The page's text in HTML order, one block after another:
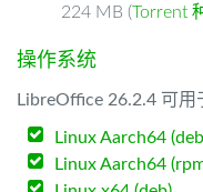
224 MB (Torrent
操作系统
LibreOffice 26.2.4 可
Linux Aarch64
Linux Aarch64